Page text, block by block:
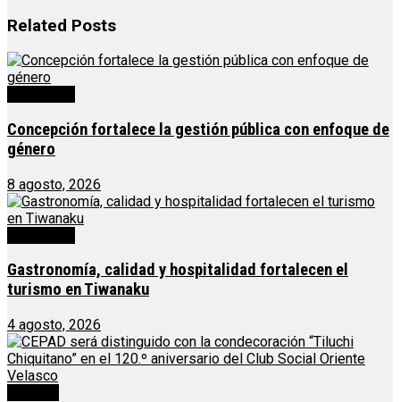
Related Posts
Concepción fortalece la gestión pública con enfoque de
género
8 agosto, 2026
Gastronomía, calidad y hospitalidad fortalecen el
turismo en Tiwanaku
4 agosto, 2026